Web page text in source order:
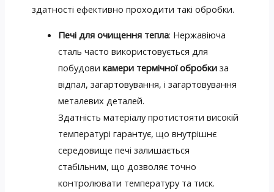
здатності ефективно проходити такі обробки.
Печі для очищення тепла: Нержавіюча
сталь часто використовується для
побудовикамери термічної обробки за
відпал, загартовування, і загартовування
металевих деталей.
Здатність матеріалу протистояти високій
температурі гарантує, що внутрішнє
середовище печі залишається
стабільним, що дозволяє точно
контролювати температуру та тиск.